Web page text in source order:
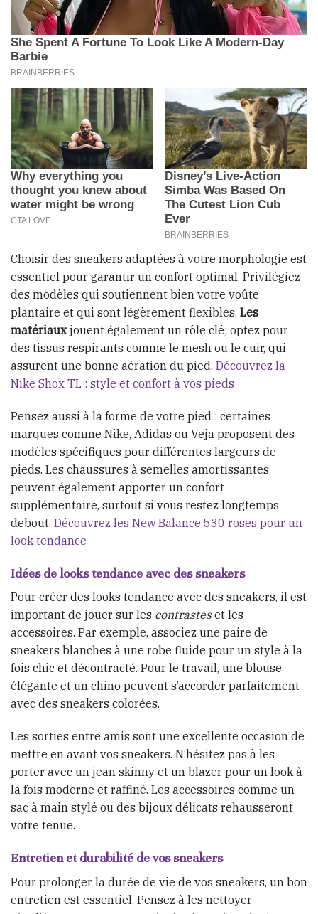
Choisir des sneakers adaptées à votre morphologie est
essentiel pour garantir un confort optimal. Privilégiez
des modèles qui soutiennent bien votre voûte
plantaire et qui sont légèrement flexibles. Les
matériauxjouent également un rôle clé; optez pour
des tissus respirants comme le mesh ou le cuir, qui
assurent une bonne aération du pied. Découvrez la
Nike Shox TL : style et confort à vos pieds
Pensez aussi à la forme de votre pied : certaines
marques comme Nike, Adidas ou Veja proposent des
modèles spécifiques pour différentes largeurs de
pieds. Les chaussures à semelles amortissantes
peuvent également apporter un confort
supplémentaire, surtout si vous restez longtemps
debout. Découvrez les New Balance 530 roses pour un
look tendance
Idées de looks tendance avec des sneakers
Pour créer des looks tendance avec des sneakers, il est
important de jouer sur les contrasteset les
accessoires. Par exemple, associez une paire de
sneakers blanches à une robe fluide pour un style à la
fois chic et décontracté. Pour le travail, une blouse
élégante et un chino peuvent s’accorder parfaitement
avec des sneakers colorées.
Les sorties entre amis sont une excellente occasion de
mettre en avant vos sneakers. N’hésitez pas à les
porter avec un jean skinny et un blazer pour un look à
la fois moderne et raffiné. Les accessoires comme un
sac à main stylé ou des bijoux délicats rehausseront
votre tenue.
Entretien et durabilité de vos sneakers
Pour prolonger la durée de vie de vos sneakers, un bon
entretien est essentiel. Pensez à les nettoyer